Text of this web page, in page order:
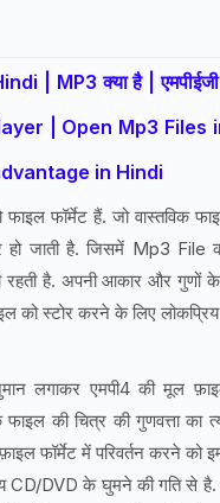
| MP3 क्या है | एमपीईजी
| Open Mp3 Files
in Hindi
फॉर्मेट हैं. जो वास्तविक
जाती है. जिसमें Mp3 File
रहती है. अपनी आकार और गुणों
को स्टोर करने के लिए
लगाकर एमपी4 की मूल
की चित्र की गुणवत्ता का
फॉर्मेट में परिवर्तन करने को
CD/DVD के घुमने की गति से है.